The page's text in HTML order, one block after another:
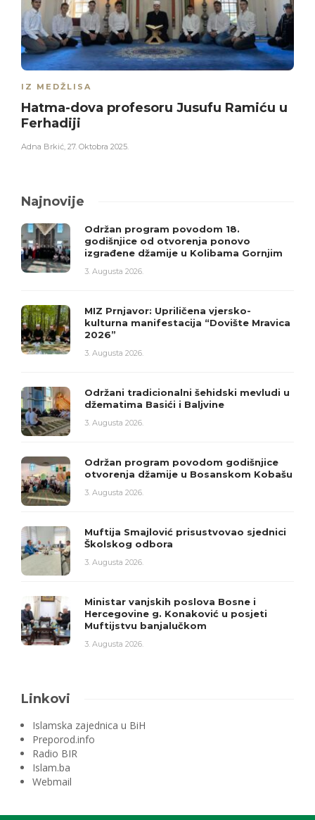
IZ MEDŽLISA
Hatma-dova profesoru Jusufu Ramiću u
Ferhadiji
Adna Brkić, 27. Oktobra 2025.
Najnovije
Održan program povodom 18.
godišnjice od otvorenja ponovo
izgrađene džamije u Kolibama Gornjim
3. Augusta 2026.
MIZ Prnjavor: Upriličena vjersko-
kulturna manifestacija “Dovište Mravica
2026”
3. Augusta 2026.
Održani tradicionalni šehidski mevludi u
džematima Basići i Baljvine
3. Augusta 2026.
Održan program povodom godišnjice
otvorenja džamije u Bosanskom Kobašu
3. Augusta 2026.
Muftija Smajlović prisustvovao sjednici
Školskog odbora
3. Augusta 2026.
Ministar vanjskih poslova Bosne i
Hercegovine g. Konaković u posjeti
Muftijstvu banjalučkom
3. Augusta 2026.
Linkovi
Islamska zajednica u BiH
Preporod.info
Radio BIR
Islam.ba
Webmail